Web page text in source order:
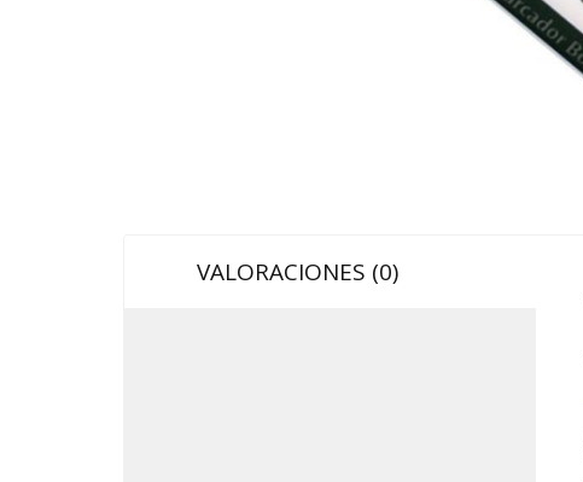
VALORACIONES (0)